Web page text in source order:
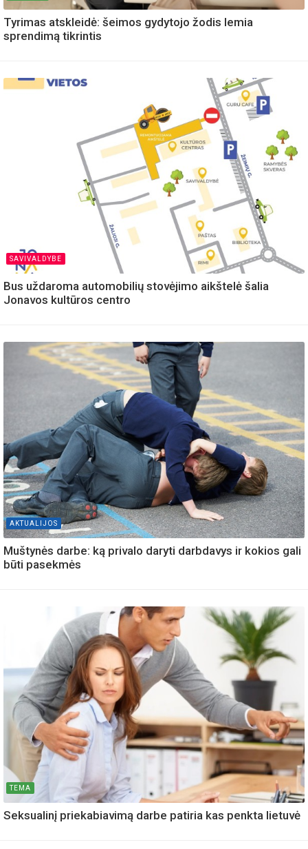
Tyrimas atskleidė: šeimos gydytojo žodis lemia
sprendimą tikrintis
SAVIVALDYBE
Bus uždaroma automobilių stovėjimo aikštelė šalia
Jonavos kultūros centro
AKTUALIJOS
Muštynės darbe: ką privalo daryti darbdavys ir kokios gali
būti pasekmės
TEMA
Seksualinį priekabiavimą darbe patiria kas penkta lietuvė